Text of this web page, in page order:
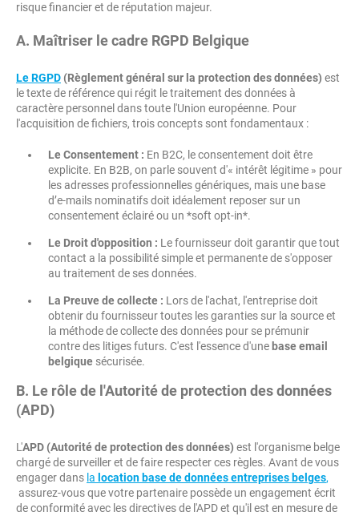
risque financier et de réputation majeur.
A. Maîtriser le cadre RGPD Belgique
LeRGPD (Règlement général sur la protection des données) est
le texte de référence qui régit le traitement des données à
caractère personnel dans toute l'Union européenne. Pour
l'acquisition de fichiers, trois concepts sont fondamentaux :
Le Consentement : En B2C, le consentement doit être
explicite. En B2B, on parle souvent d'« intérêt légitime » pour
les adresses professionnelles génériques, mais une base
d’e-mails nominatifs doit idéalement reposer sur un
consentement éclairé ou un *soft opt-in*.
Le Droit d'opposition : Le fournisseur doit garantir que tout
contact a la possibilité simple et permanente de s'opposer
au traitement de ses données.
La Preuve de collecte : Lors de l'achat, l'entreprise doit
obtenir du fournisseur toutes les garanties sur la source et
la méthode de collecte des données pour se prémunir
contre des litiges futurs. C'est l'essence d'une base email
belgique sécurisée.
B. Le rôle de l'Autorité de protection des données
(APD)
L'APD (Autorité de protection des données) est l'organisme belge
chargé de surveiller et de faire respecter ces règles. Avant de vous
engager dans la location base de données entreprises belges,
assurez-vous que votre partenaire possède un engagement écrit
de conformité avec les directives de l'APD et qu'il est en mesure de